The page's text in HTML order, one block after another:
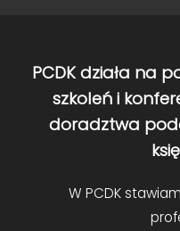
PCDK działa na
szkoleń i
doradztwa
W PCDK